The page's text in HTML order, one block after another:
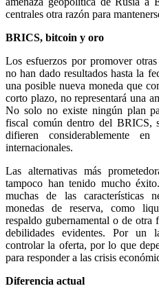
centrales otra razón para
BRICS, bitcoin y oro
Los esfuerzos por promover
no han dado resultados hasta la
una posible nueva moneda que
corto plazo, no representará una
No solo no existe ningún plan
fiscal común dentro del BRICS,
difieren considerablemente
internacionales.
Las alternativas más
tampoco han tenido mucho
muchas de las características
monedas de reserva, como
respaldo gubernamental o de
debilidades evidentes. Por un
controlar la oferta, por lo que
para responder a las crisis
Diferencia actual